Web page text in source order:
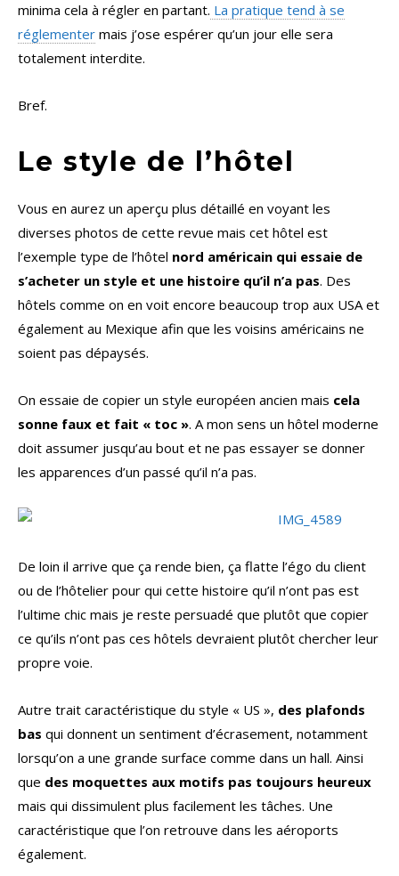
minima cela à régler en partant. La pratique tend à se
réglementer mais j’ose espérer qu’un jour elle sera
totalement interdite.
Bref.
Le style de l’hôtel
Vous en aurez un aperçu plus détaillé en voyant les
diverses photos de cette revue mais cet hôtel est
l’exemple type de l’hôtel nord américain qui essaie de
s’acheter un style et une histoire qu’il n’a pas. Des
hôtels comme on en voit encore beaucoup trop aux USA et
également au Mexique afin que les voisins américains ne
soient pas dépaysés.
On essaie de copier un style européen ancien mais cela
sonne faux et fait « toc ». A mon sens un hôtel moderne
doit assumer jusqu’au bout et ne pas essayer se donner
les apparences d’un passé qu’il n’a pas.
De loin il arrive que ça rende bien, ça flatte l’égo du client
ou de l’hôtelier pour qui cette histoire qu’il n’ont pas est
l’ultime chic mais je reste persuadé que plutôt que copier
ce qu’ils n’ont pas ces hôtels devraient plutôt chercher leur
propre voie.
Autre trait caractéristique du style « US », des plafonds
bas qui donnent un sentiment d’écrasement, notamment
lorsqu’on a une grande surface comme dans un hall. Ainsi
que des moquettes aux motifs pas toujours heureux
mais qui dissimulent plus facilement les tâches. Une
caractéristique que l’on retrouve dans les aéroports
également.